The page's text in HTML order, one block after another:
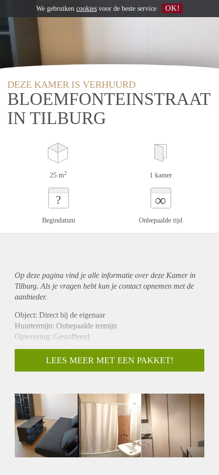
DEZE KAMER IS VERHUURD
BLOEMFONTEINSTRAAT
IN TILBURG
25 m2 1 kamer
?
Begindatum
∞
Onbepaalde tijd
Op deze pagina vind je alle informatie over deze Kamer in
Tilburg. Als je vragen hebt kun je contact opnemen met de
aanbieder.
Object: Direct bij de eigenaar
Huurtermijn: Onbepaalde termijn
Oplevering: Gestoffeerd
Inkomen eis: Ja 2,7 x bruto huur
Garantiestelling mogelijk: Ja
Borg: 1 maand
Gedeelde keuken: Nee
Gedeelde Douche: Nee
Gedeelde woonkamer: Nee
Huisgenoten: Nee
Geslacht huisgenoten: N.v.t.
LEES MEER MET EEN PAKKET!
We gebruiken cookies voor de beste service OK!